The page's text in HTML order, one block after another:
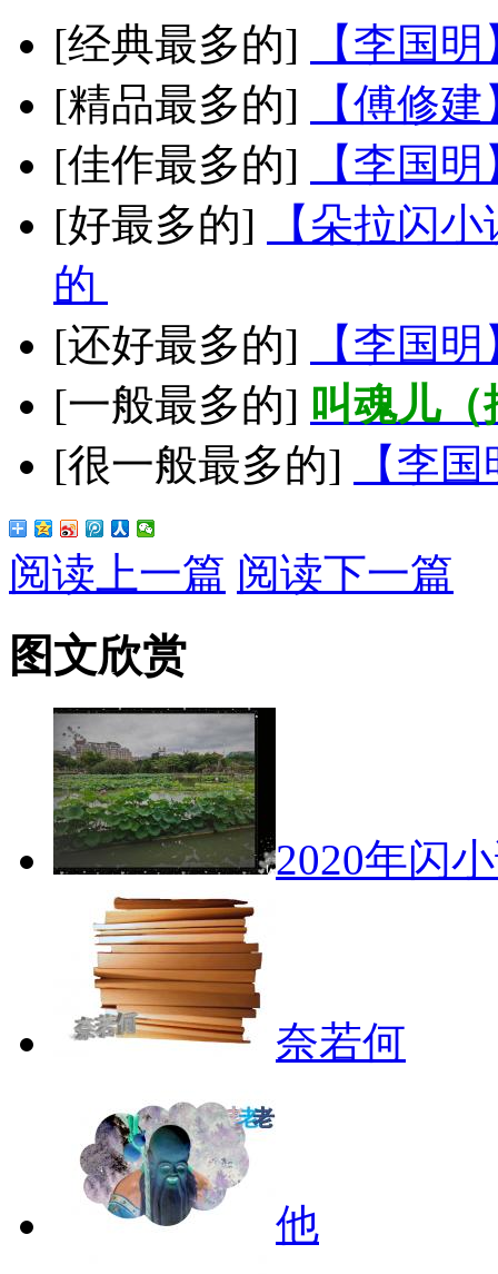
[经典最多的]
【李国
[精品最多的]
【傅修
[佳作最多的]
【李国
[好最多的]
【朵拉闪
的
[还好最多的]
【李国
[一般最多的] 叫魂儿
[很一般最多的]
【李
阅读上一篇 阅读下一篇
图文欣赏
2020年闪
奈若何
他